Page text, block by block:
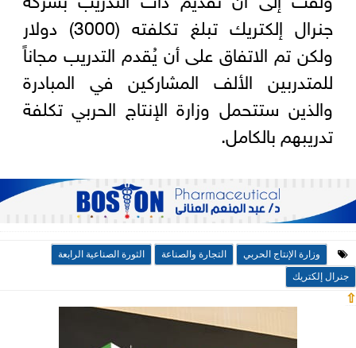
جنرال إلكتريك تبلغ تكلفته (3000) دولار
ولكن تم الاتفاق على أن يُقدم التدريب مجاناً
للمتدربين الألف المشاركين في المبادرة
والذين ستتحمل وزارة الإنتاج الحربي تكلفة
تدريبهم بالكامل.
وزارة الإنتاج الحربي التجارة والصناعة
الثورة الصناعية الرابعة
جنرال إلكتريك
⇧